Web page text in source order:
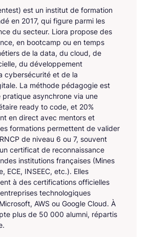
est un institut de formation
en 2017, qui figure parmi les
du secteur. Liora propose des
en bootcamp ou en temps
de la data, du cloud, de
du développement
cybersécurité et de la
La méthode pédagogie est
pratique asynchrone via une
ready to code, et 20%
en direct avec mentors et
formations permettent de valider
de niveau 6 ou 7, souvent
certificat de reconnaissance
institutions françaises (Mines
ECE, INSEEC, etc.). Elles
à des certifications officielles
technologiques
AWS ou Google Cloud. À
plus de 50 000 alumni, répartis